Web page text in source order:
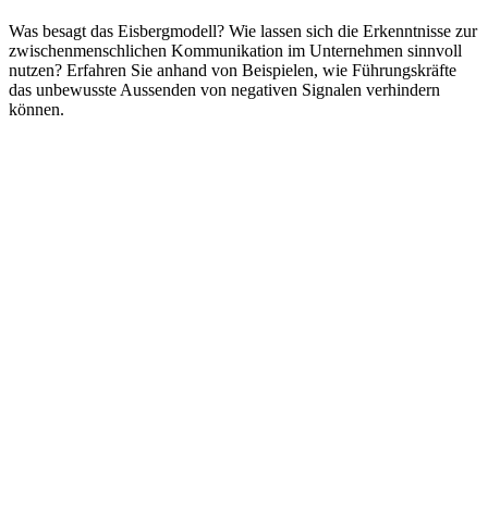
Was besagt das Eisbergmodell? Wie lassen sich die Erkenntnisse zur
zwischenmenschlichen Kommunikation im Unternehmen sinnvoll
nutzen? Erfahren Sie anhand von Beispielen, wie Führungskräfte
das unbewusste Aussenden von negativen Signalen verhindern
können.